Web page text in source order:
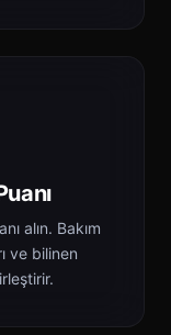
alın. Bakım
ve bilinen